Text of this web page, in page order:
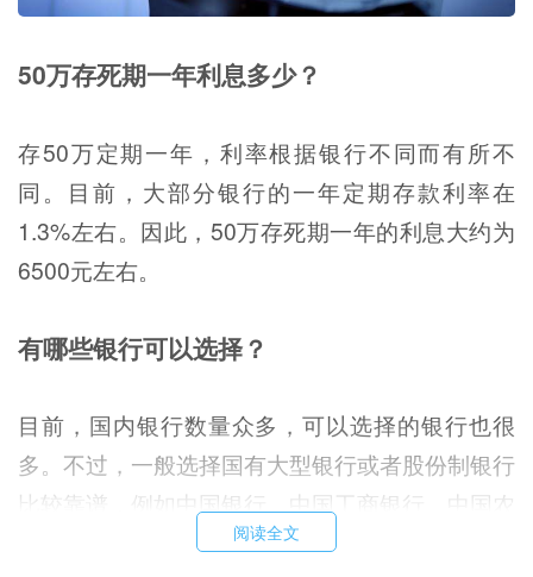
50万存死期一年利息多少？
存50万定期一年，利率根据银行不同而有所不
同。目前，大部分银行的一年定期存款利率在
1.3%左右。因此，50万存死期一年的利息大约为
6500元左右。
有哪些银行可以选择？
目前，国内银行数量众多，可以选择的银行也很
多。不过，一般选择国有大型银行或者股份制银行
比较靠谱，例如中国银行、中国工商银行、中国农
阅读全文